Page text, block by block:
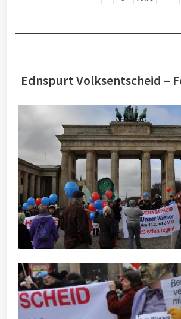
Ednspurt Volksentscheid –